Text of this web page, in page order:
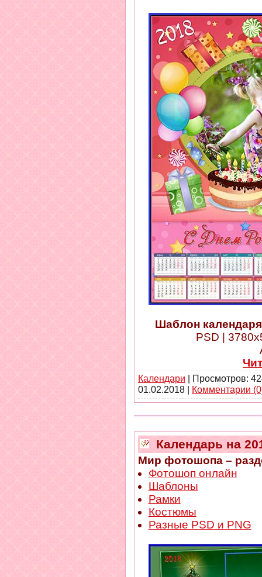
Шаблон календаря
PSD |
Календари | Просмотров:
01.02.2018 | Комментарии
Календарь на
Мир фотошопа –
Фотошоп онлайн
Шаблоны
Рамки
Костюмы
Разные PSD и PNG